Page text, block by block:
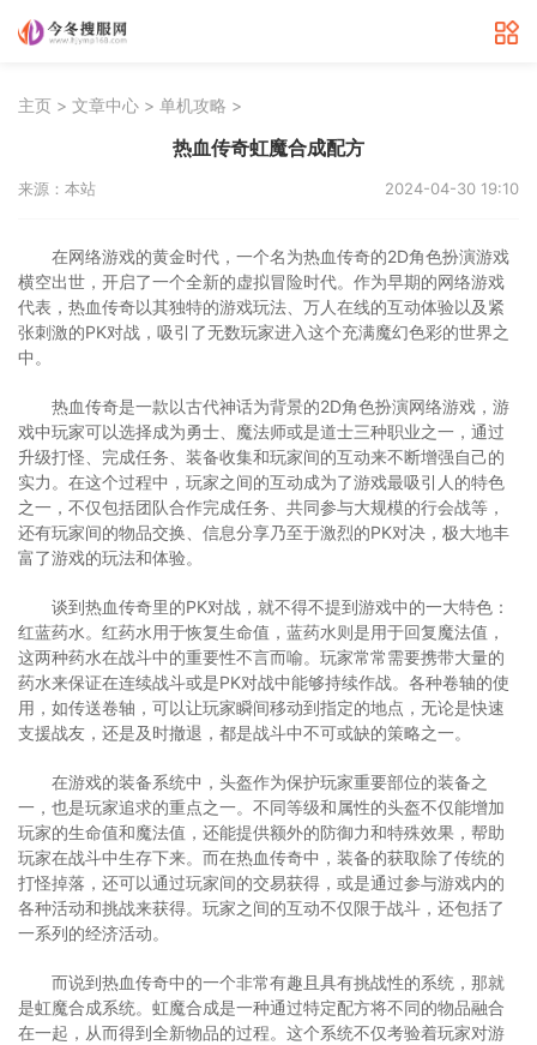
主页 > 文章中心 > 单机攻略 >
热血传奇虹魔合成配方
来源：本站 2024-04-30 19:10
在网络游戏的黄金时代，一个名为热血传奇的2D角色扮演游戏
横空出世，开启了一个全新的虚拟冒险时代。作为早期的网络游戏
代表，热血传奇以其独特的游戏玩法、万人在线的互动体验以及紧
张刺激的PK对战，吸引了无数玩家进入这个充满魔幻色彩的世界之
中。
热血传奇是一款以古代神话为背景的2D角色扮演网络游戏，游
戏中玩家可以选择成为勇士、魔法师或是道士三种职业之一，通过
升级打怪、完成任务、装备收集和玩家间的互动来不断增强自己的
实力。在这个过程中，玩家之间的互动成为了游戏最吸引人的特色
之一，不仅包括团队合作完成任务、共同参与大规模的行会战等，
还有玩家间的物品交换、信息分享乃至于激烈的PK对决，极大地丰
富了游戏的玩法和体验。
谈到热血传奇里的PK对战，就不得不提到游戏中的一大特色：
红蓝药水。红药水用于恢复生命值，蓝药水则是用于回复魔法值，
这两种药水在战斗中的重要性不言而喻。玩家常常需要携带大量的
药水来保证在连续战斗或是PK对战中能够持续作战。各种卷轴的使
用，如传送卷轴，可以让玩家瞬间移动到指定的地点，无论是快速
支援战友，还是及时撤退，都是战斗中不可或缺的策略之一。
在游戏的装备系统中，头盔作为保护玩家重要部位的装备之
一，也是玩家追求的重点之一。不同等级和属性的头盔不仅能增加
玩家的生命值和魔法值，还能提供额外的防御力和特殊效果，帮助
玩家在战斗中生存下来。而在热血传奇中，装备的获取除了传统的
打怪掉落，还可以通过玩家间的交易获得，或是通过参与游戏内的
各种活动和挑战来获得。玩家之间的互动不仅限于战斗，还包括了
一系列的经济活动。
而说到热血传奇中的一个非常有趣且具有挑战性的系统，那就
是虹魔合成系统。虹魔合成是一种通过特定配方将不同的物品融合
在一起，从而得到全新物品的过程。这个系统不仅考验着玩家对游